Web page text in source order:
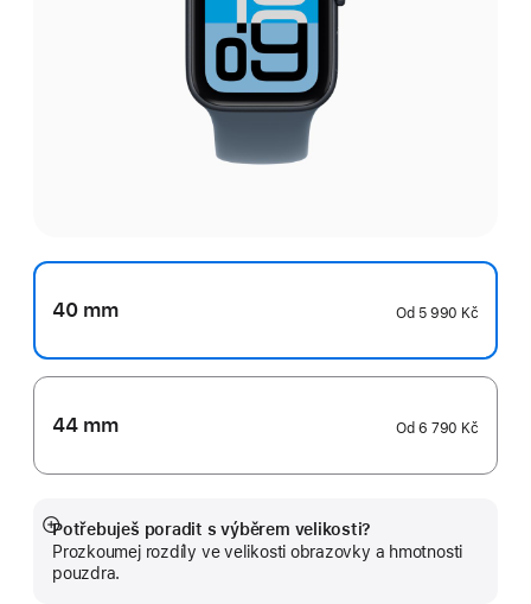
40 mm Od 5 990 Kč
44 mm Od 6 790 Kč
Potřebuješ poradit s výběrem velikosti?
Prozkoumej rozdíly ve velikosti obrazovky a hmotnosti
pouzdra.
Zobrazit
více